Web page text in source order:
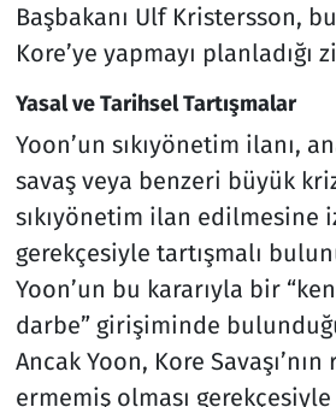
Başbakanı Ulf Kristersson,
Kore’ye yapmayı
Yasal ve Tarihsel Tartışmalar
Yoon’un sıkıyönetim ilanı,
savaş veya benzeri büyük
sıkıyönetim ilan edilmesine
gerekçesiyle tartışmalı
Yoon’un bu kararıyla bir
darbe” girişiminde
Ancak Yoon, Kore
ermemiş olması